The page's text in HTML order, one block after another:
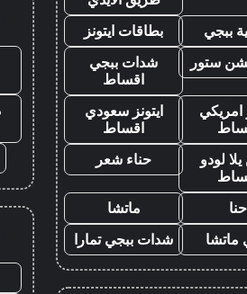
ببجي بطاقات ايتونز
ستور
شدات ببجي
اقساط
امريكي
ايتونز سعودي
اقساط
لودو
حناء شعر
حنا ماتشا
ماتشا شدات ببجي تمارا